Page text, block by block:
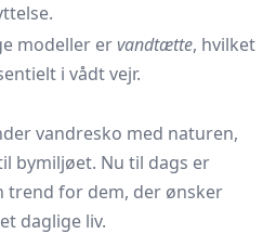
modeller ervandtætte, hvilket
i vådt vejr.
vandresko med naturen,
bymiljøet. Nu til dags er
trend for dem, der ønsker
daglige liv.